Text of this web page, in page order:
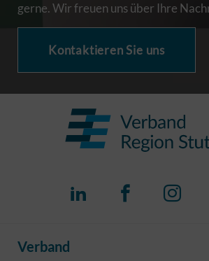
gerne. Wir freuen uns über Ihre
Kontaktieren Sie uns
Verband